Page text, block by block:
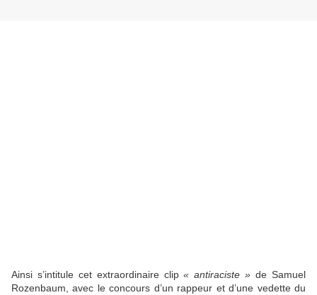
Ainsi s’intitule cet extraordinaire clip« antiraciste » de Samuel
Rozenbaum, avec le concours d’un rappeur et d’une vedette du